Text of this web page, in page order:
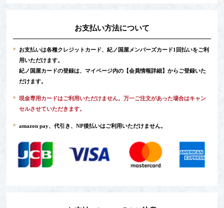
お支払い方法について
*
お支払いは各種クレジットカード、紀ノ国屋メンバーズカード1回払いをご利
用いただけます。
紀ノ国屋カードの登録は、マイページ内の 【会員情報詳細】 からご登録いた
だけます。
*
現金専用カードはご利用いただけません。万一ご注文があった場合はキャン
セルさせていただきます。
* amazon pay、代引き、NP後払いはご利用いただけません。